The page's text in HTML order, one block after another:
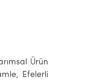
Ürün
Efelerli